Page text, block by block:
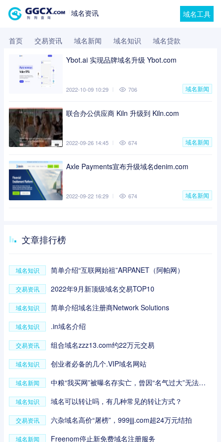
域名资讯 域名工具
首页 交易资讯 域名新闻 域名知识 域名贷款
域名新闻
Ybot.ai 实现品牌域名升级 Ybot.com
2022-10-09 10:29 706
域名新闻
联合办公供应商 Kiln 升级到 Kiln.com
2022-09-26 14:45 674
域名新闻
Axle Payments宣布升级域名denim.com
2022-09-22 16:29 674
文章排行榜
域名知识 简单介绍“互联网始祖”ARPANET（阿帕网）
交易资讯 2022年9月新顶级域名交易TOP10
域名知识 简单介绍域名注册商Network Solutions
域名知识 .in域名介绍
交易资讯 组合域名zzz13.com约22万元交易
域名知识 创业者必备的几个.VIP域名网站
域名新闻 中粮“我买网”被曝名存实亡，曾因“名气过大”无法回购品牌域名
域名知识 域名可以转让吗，有几种常见的转让方式？
交易资讯 六杂域名高价“屠榜”，999jjj.com超24万元结拍
域名新闻 Freenom停止新免费域名注册服务